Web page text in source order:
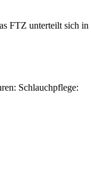
FTZ unterteilt sich in
Schlauchpflege: